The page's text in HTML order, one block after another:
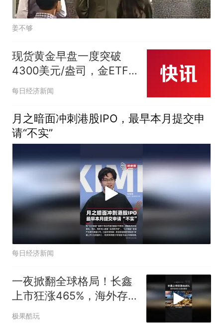
姜不够
现货黄金早盘一度突破
4300美元/盎司，金ETF
富国（518680）涨近3%
每日经济新闻
月之暗面冲刺港股IPO，最早本月提交申
请“不实”
每日经济新闻
一夜掀翻全球格局！长鑫
上市狂涨465%，海外存
储巨头集体暴跌
极果酷玩